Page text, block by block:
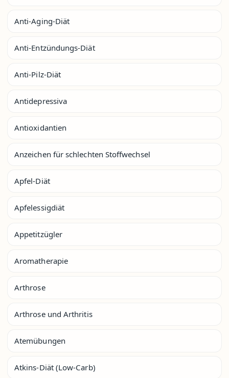
Anti-Aging-Diät
Anti-Entzündungs-Diät
Anti-Pilz-Diät
Antidepressiva
Antioxidantien
Anzeichen für schlechten Stoffwechsel
Apfel-Diät
Apfelessigdiät
Appetitzügler
Aromatherapie
Arthrose
Arthrose und Arthritis
Atemübungen
Atkins-Diät (Low-Carb)